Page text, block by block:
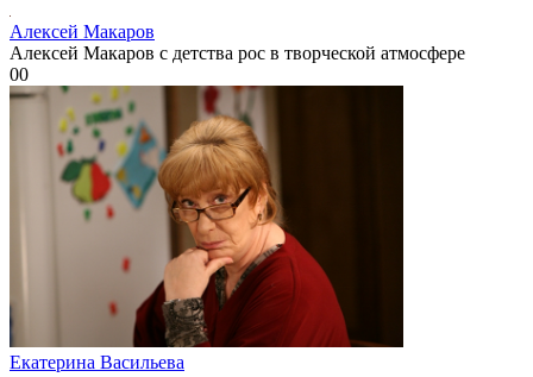
Алексей Макаров
Алексей Макаров с детства рос в творческой атмосфере
00
Екатерина Васильева